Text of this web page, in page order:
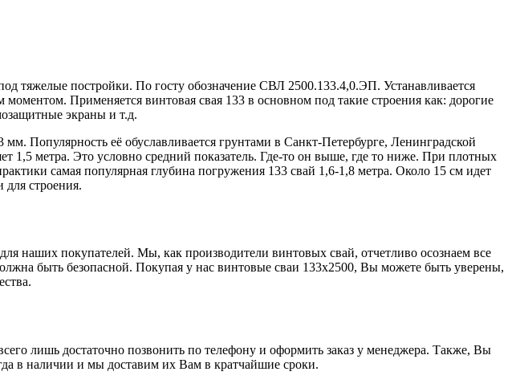
тяжелые постройки. По госту обозначение СВЛ 2500.133.4,0.ЭП. Устанавливается
Применяется винтовая свая 133 в основном под такие строения как: дорогие
экраны и т.д.
Популярность её обуславливается грунтами в Санкт-Петербурге, Ленинградской
1,5 метра. Это условно средний показатель. Где-то он выше, где то ниже. При плотных
самая популярная глубина погружения 133 свай 1,6-1,8 метра. Около 15 см идет
для строения.
наших покупателей. Мы, как производители винтовых свай, отчетливо осознаем все
быть безопасной. Покупая у нас винтовые сваи 133х2500, Вы можете быть уверены,
лишь достаточно позвонить по телефону и оформить заказ у менеджера. Также, Вы
в наличии и мы доставим их Вам в кратчайшие сроки.